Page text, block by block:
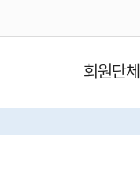
회원단체